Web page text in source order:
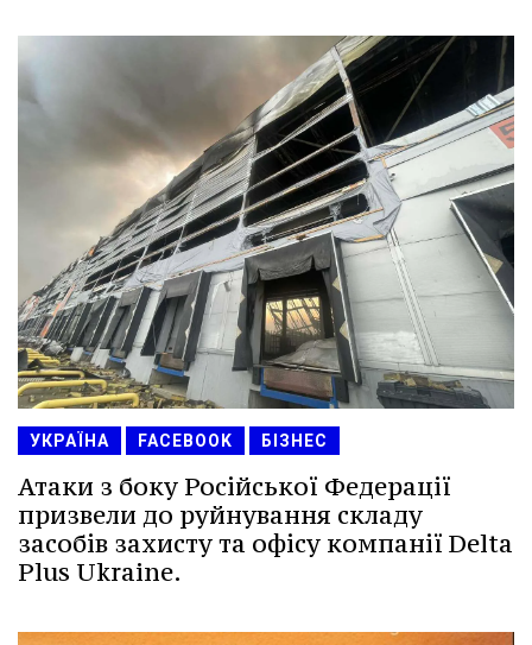
УКРАЇНА FACEBOOK БІЗНЕС
Атаки з боку Російської Федерації
призвели до руйнування складу
засобів захисту та офісу компанії Delta
Plus Ukraine.